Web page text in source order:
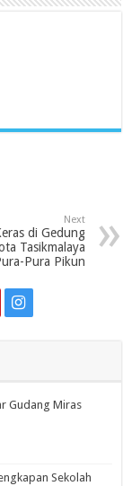
Next
di Gedung
Tasikmalaya
Pura Pikun
Gudang Miras
Sekolah